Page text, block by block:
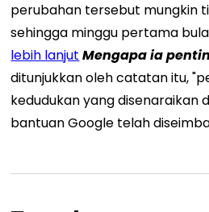
perubahan tersebut mungkin
sehingga minggu pertama
lebih lanjut Mengapa ia
ditunjukkan oleh catatan itu,
kedudukan yang disenaraikan
bantuan Google telah